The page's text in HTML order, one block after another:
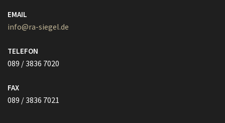
EMAIL
info@ra-siegel.de
TELEFON
089 / 3836 7020
FAX
089 / 3836 7021